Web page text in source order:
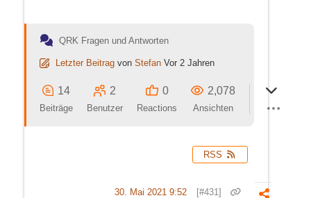
QRK Fragen und Antworten
Letzter Beitrag von Stefan Vor 2 Jahren
14
Beiträge
2
Benutzer
0
Reactions
2,078
Ansichten
RSS
[#431]
30. Mai 2021 9:52